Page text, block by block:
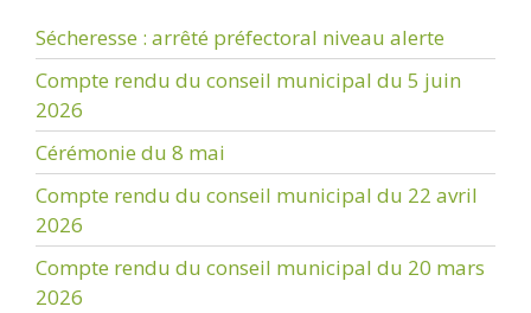
Sécheresse : arrêté préfectoral niveau alerte
Compte rendu du conseil municipal du 5 juin
2026
Cérémonie du 8 mai
Compte rendu du conseil municipal du 22 avril
2026
Compte rendu du conseil municipal du 20 mars
2026